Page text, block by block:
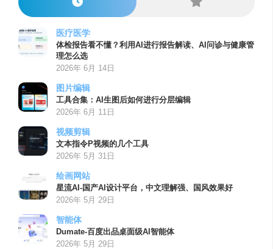
医疗医学
体检报告看不懂？利用AI进行报告解读、AI问诊与健康管
理怎么选
2026年 6月 14日
图片编辑
工具合集：AI生图后如何进行分层编辑
2026年 6月 11日
视频剪辑
文本指令P视频的几个工具
2026年 5月 31日
绘画网站
星流AI-国产AI设计平台，中文理解强、国风效果好
2026年 5月 29日
智能体
Dumate-百度出品桌面级AI智能体
2026年 5月 29日